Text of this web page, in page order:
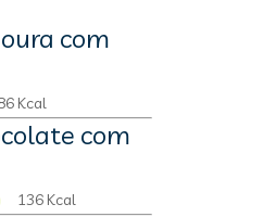
com
Kcal
com
136 Kcal